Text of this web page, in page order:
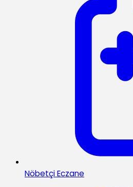
Nöbetçi Eczane